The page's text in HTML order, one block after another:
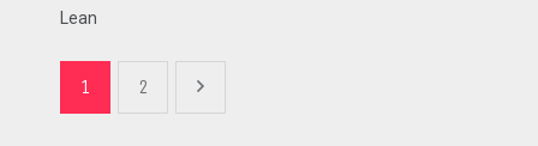
Lean
1 2